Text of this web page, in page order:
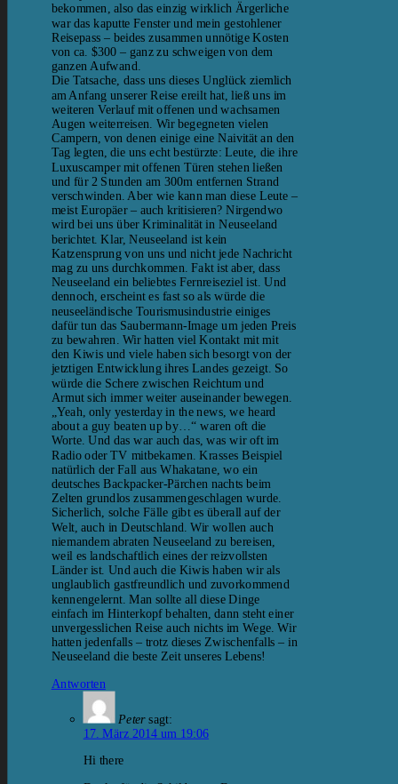
bekommen, also das einzig wirklich Ärgerliche
war das kaputte Fenster und mein gestohlener
Reisepass – beides zusammen unnötige Kosten
von ca. $300 – ganz zu schweigen von dem
ganzen Aufwand.
Die Tatsache, dass uns dieses Unglück ziemlich
am Anfang unserer Reise ereilt hat, ließ uns im
weiteren Verlauf mit offenen und wachsamen
Augen weiterreisen. Wir begegneten vielen
Campern, von denen einige eine Naivität an den
Tag legten, die uns echt bestürzte: Leute, die ihre
Luxuscamper mit offenen Türen stehen ließen
und für 2 Stunden am 300m entfernen Strand
verschwinden. Aber wie kann man diese Leute –
meist Europäer – auch kritisieren? Nirgendwo
wird bei uns über Kriminalität in Neuseeland
berichtet. Klar, Neuseeland ist kein
Katzensprung von uns und nicht jede Nachricht
mag zu uns durchkommen. Fakt ist aber, dass
Neuseeland ein beliebtes Fernreiseziel ist. Und
dennoch, erscheint es fast so als würde die
neuseeländische Tourismusindustrie einiges
dafür tun das Saubermann-Image um jeden Preis
zu bewahren. Wir hatten viel Kontakt mit mit
den Kiwis und viele haben sich besorgt von der
jetztigen Entwicklung ihres Landes gezeigt. So
würde die Schere zwischen Reichtum und
Armut sich immer weiter auseinander bewegen.
„Yeah, only yesterday in the news, we heard
about a guy beaten up by…“ waren oft die
Worte. Und das war auch das, was wir oft im
Radio oder TV mitbekamen. Krasses Beispiel
natürlich der Fall aus Whakatane, wo ein
deutsches Backpacker-Pärchen nachts beim
Zelten grundlos zusammengeschlagen wurde.
Sicherlich, solche Fälle gibt es überall auf der
Welt, auch in Deutschland. Wir wollen auch
niemandem abraten Neuseeland zu bereisen,
weil es landschaftlich eines der reizvollsten
Länder ist. Und auch die Kiwis haben wir als
unglaublich gastfreundlich und zuvorkommend
kennengelernt. Man sollte all diese Dinge
einfach im Hinterkopf behalten, dann steht einer
unvergesslichen Reise auch nichts im Wege. Wir
hatten jedenfalls – trotz dieses Zwischenfalls – in
Neuseeland die beste Zeit unseres Lebens!
Antworten
Peter sagt:
17. März 2014 um 19:06
Hi there